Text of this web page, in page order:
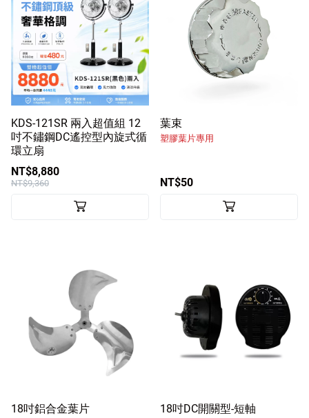
KDS-121SR 兩入超值組 12
吋不鏽鋼DC遙控型內旋式循
環立扇
NT$8,880
NT$9,360
葉束
塑膠葉片專用
NT$50
18吋鋁合金葉片 18吋DC開關型-短軸